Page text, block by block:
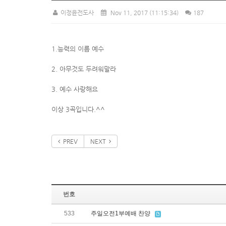
이정윤전도사 Nov 11, 2017 (11:15:34) 187
1.능력의 이름 예수
2. 아무것도 두려워말라
3. 예수 사랑해요
이상 3곡입니다.^^
PREV NEXT
번호
533 주일오전1부예배 찬양